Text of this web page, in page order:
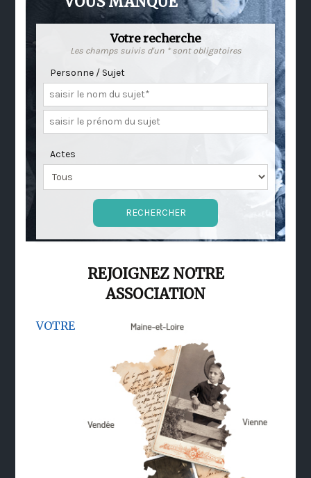
Votre recherche
Les champs suivis d'un * sont obligatoires
Personne / Sujet
Actes
REJOIGNEZ NOTRE
ASSOCIATION
VOTRE